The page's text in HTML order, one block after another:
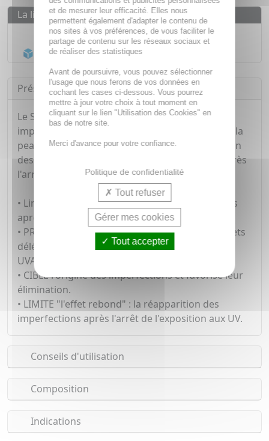
La livraison
Livraison gratuite dès55€
Acheminement Chronopost
Présentation
Le SOIN SOLAIRE KERACNYL UV Fluide anti-
imperfections offre une très haute protection à la
peau grâce à son SPF50+. Il favorise la disparition
des imperfections et limite leur réapparition après
l'arrêt de l'exposition aux UV : "l'effet rebond".
• Limite la réapparition des imperfections 1 mois
après l'arrêt de l'exposition solaire.
• PROTÈGE la peau à tendance acnéique des effets
délétères du soleil grâce à sa protection solaire
UVA/UVB.
• CIBLE l'origine des imperfections et favorise leur
élimination.
• LIMITE "l'effet rebond" : la réapparition des
imperfections après l'arrêt de l'exposition aux UV.
Conseils d'utilisation
Composition
Indications
et de mesurer leur efficacité. Elles nous
permettent également d'adapter le contenu de
nos sites à vos préférences, de vous faciliter le
partage de contenu sur les réseaux sociaux et
de réaliser des statistiques
Avant de poursuivre, vous pouvez sélectionner
l'usage que nous ferons de vos données en
cochant les cases ci-dessous. Vous pourrez
mettre à jour votre choix à tout moment en
cliquant sur le lien "Utilisation des Cookies" en
bas de notre site.
Merci d'avance pour votre confiance.
Politique de confidentialité
Tout refuser
Gérer mes cookies
Tout accepter